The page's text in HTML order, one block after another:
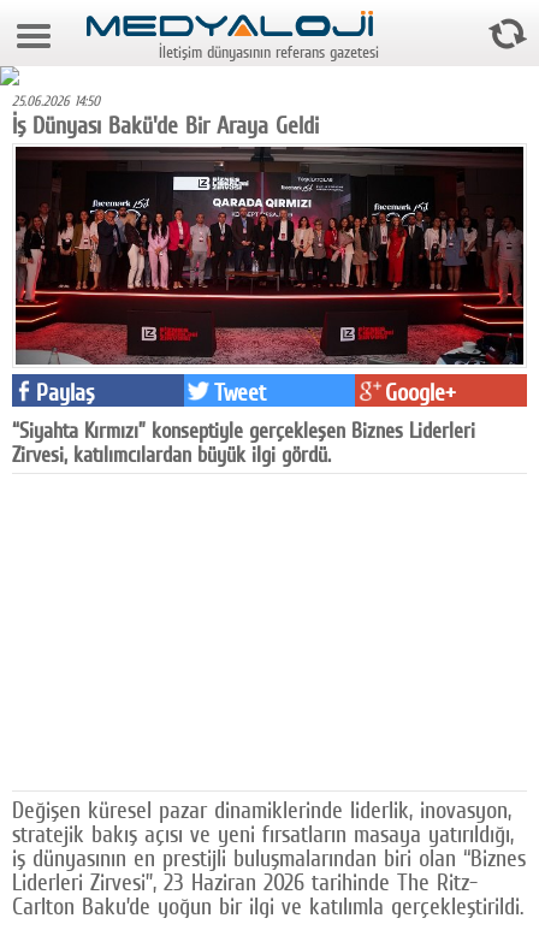
6 Ağustos 2026 3:37:30
Foto Galeri
Video Galeri
Gazeteler
Medya
Reyting-tiraj
Teknoloji
Televizyon
Dünya
Reklam
Yazarlar
Künye
İletişim dünyasının referans gazetesi
25.06.2026 14:50
İş Dünyası Bakü'de Bir Araya Geldi
Paylaş Tweet Google+
“Siyahta Kırmızı” konseptiyle gerçekleşen Biznes Liderleri
Zirvesi, katılımcılardan büyük ilgi gördü.
Değişen küresel pazar dinamiklerinde liderlik, inovasyon,
stratejik bakış açısı ve yeni fırsatların masaya yatırıldığı,
iş dünyasının en prestijli buluşmalarından biri olan “Biznes
Liderleri Zirvesi”, 23 Haziran 2026 tarihinde The Ritz-
Carlton Baku’de yoğun bir ilgi ve katılımla gerçekleştirildi.